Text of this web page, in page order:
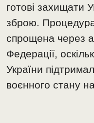
готові захищати
зброю.
спрощена через
Федерації,
України
воєнного стану